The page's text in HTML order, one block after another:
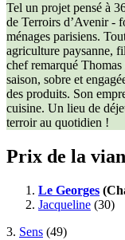
Tel un projet pensé à
de Terroirs d’Avenir -
ménages parisiens.
agriculture paysanne,
chef remarqué Thomas
saison, sobre et
des produits. Son
cuisine. Un lieu de
terroir au quotidien !
Prix de la
Le Georges
Jacqueline (30)
3. Sens (49)